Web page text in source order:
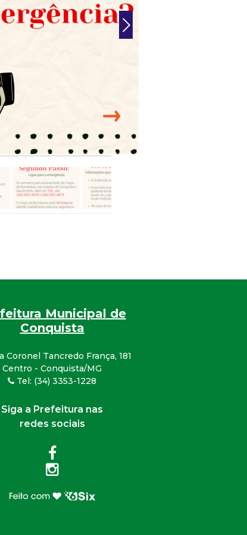
Municipal de
Conquista
Coronel Tancredo França, 181
Centro - Conquista/MG
Tel: (34) 3353-1228
Siga a Prefeitura nas
redes sociais